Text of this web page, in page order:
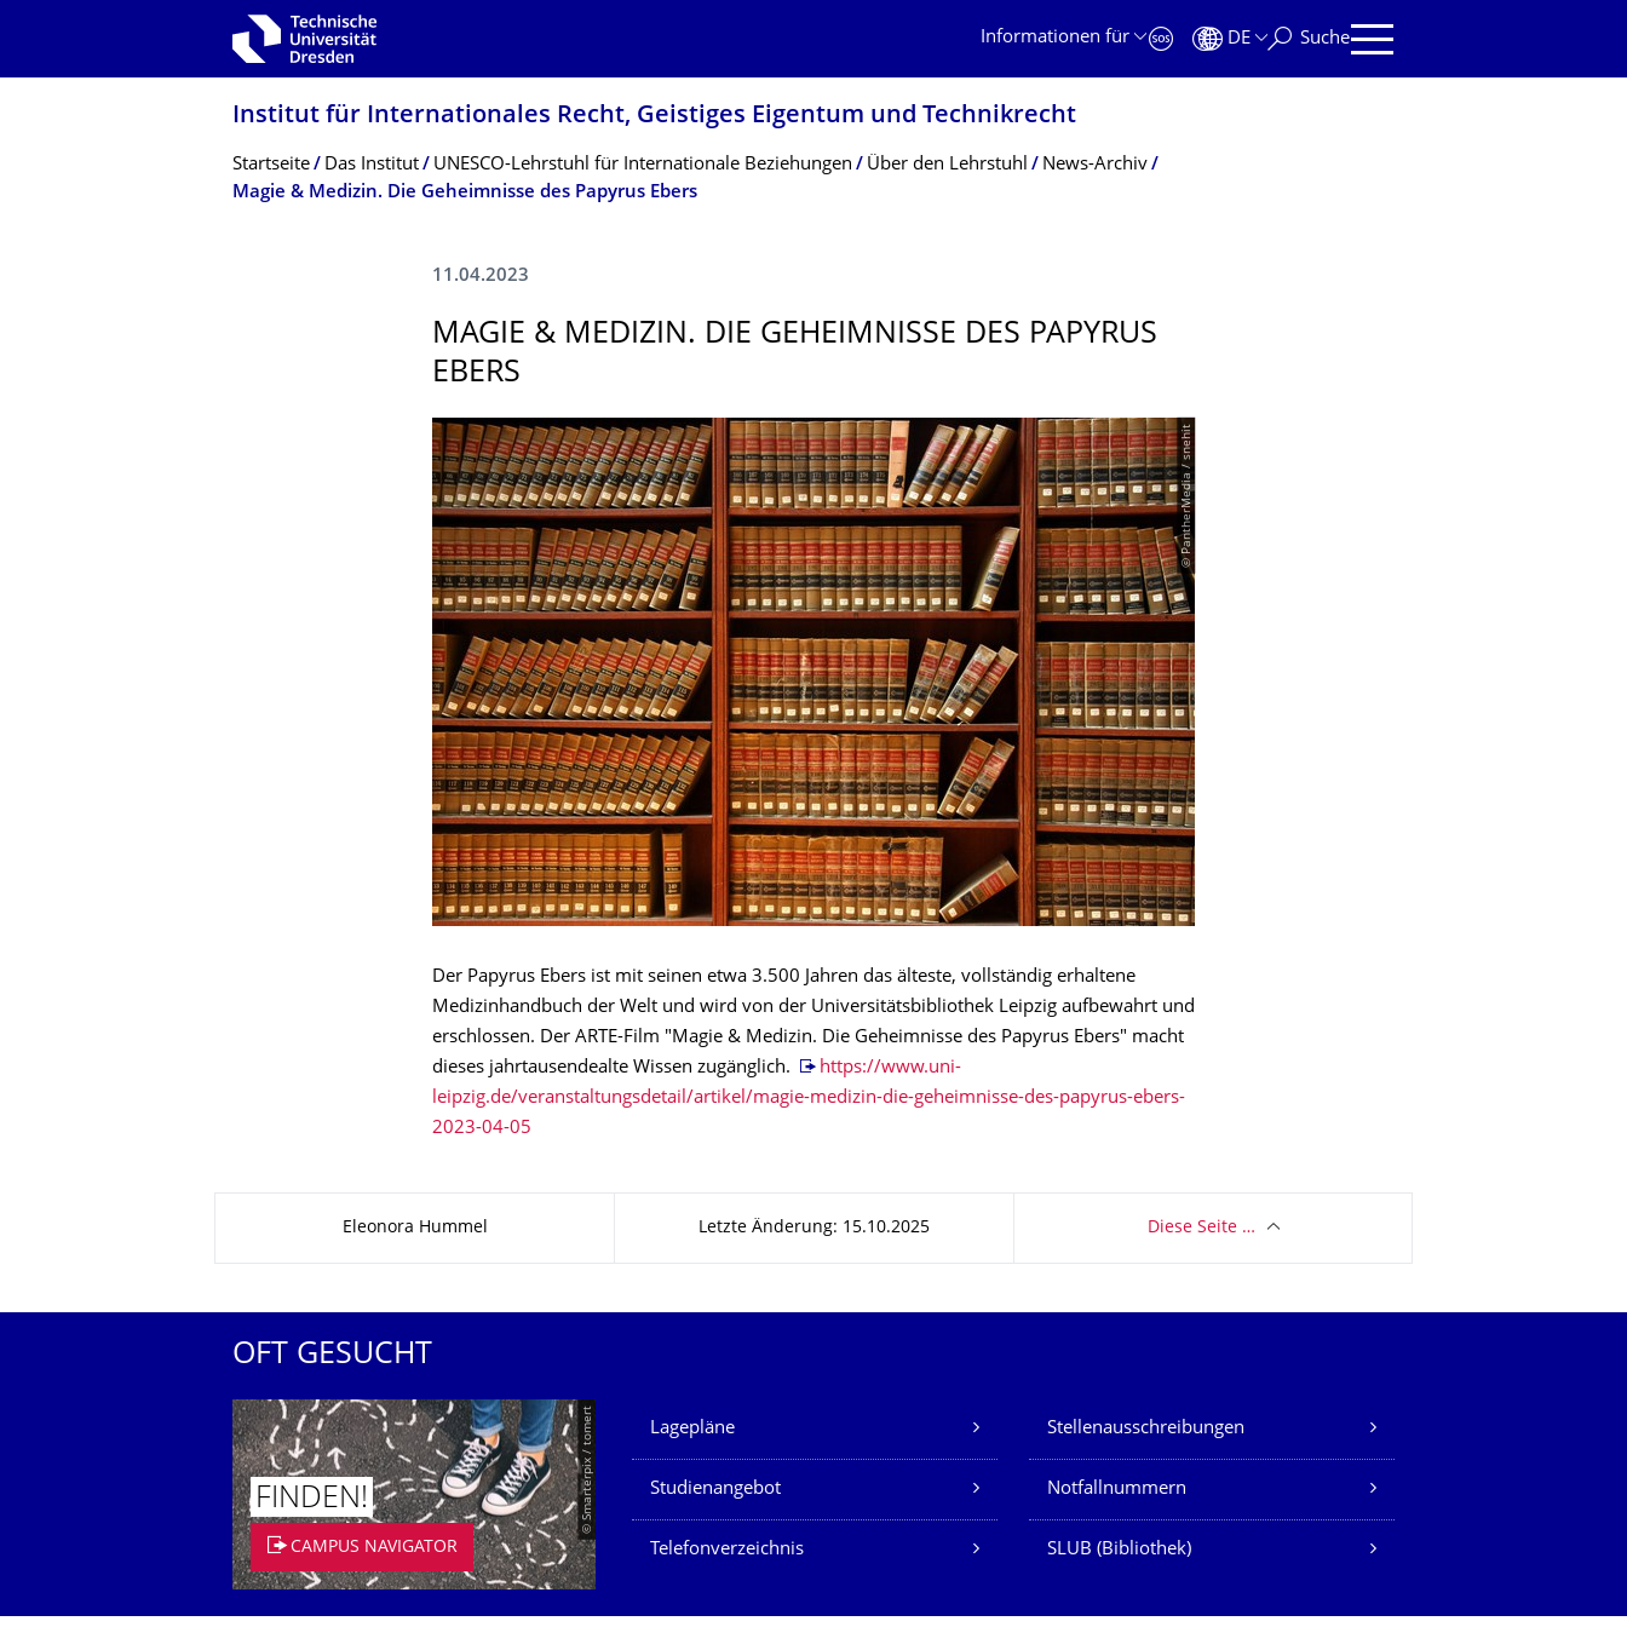
Zur Hauptnavigation springen
Informationen für
DE Suche
Institut für Internationales Recht, Geistiges Eigentum und Technikrecht
Breadcrumb-Menü
Startseite Das Institut UNESCO-Lehrstuhl für Internationale Beziehungen Über den Lehrstuhl
News-Archiv
Magie & Medizin. Die Geheimnisse des Papyrus Ebers
11.04.2023
MAGIE & MEDIZIN. DIE GEHEIMNISSE DES PAPYRUS
EBERS
© PantherMedia / snehit
Der Papyrus Ebers ist mit seinen etwa 3.500 Jahren das älteste, vollständig erhaltene
Medizinhandbuch der Welt und wird von der Universitätsbibliothek Leipzig aufbewahrt und
erschlossen. Der ARTE-Film "Magie & Medizin. Die Geheimnisse des Papyrus Ebers" macht
dieses jahrtausendealte Wissen zugänglich.
https://www.uni-
leipzig.de/veranstaltungsdetail/artikel/magie-medizin-die-geheimnisse-des-papyrus-ebers-
2023-04-05
Eleonora Hummel Letzte Änderung: 15.10.2025 Diese Seite …
OFT GESUCHT
© Smarterpix / tomert
FINDEN!
CAMPUS NAVIGATOR
Unsere Dienste
Lagepläne Stellenausschreibungen
Studienangebot Notfallnummern
Telefonverzeichnis SLUB (Bibliothek)